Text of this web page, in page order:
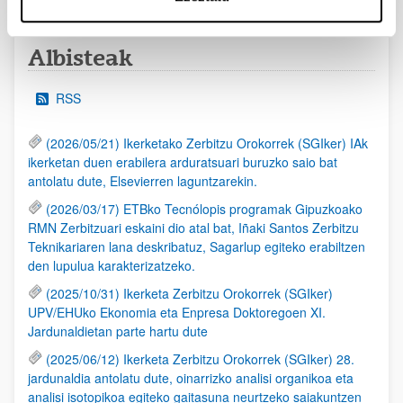
Albisteak
RSS
(2026/05/21) Ikerketako Zerbitzu Orokorrek (SGIker) IAk
ikerketan duen erabilera arduratsuari buruzko saio bat
antolatu dute, Elsevierren laguntzarekin.
(2026/03/17) ETBko Tecnólopis programak Gipuzkoako
RMN Zerbitzuari eskaini dio atal bat, Iñaki Santos Zerbitzu
Teknikariaren lana deskribatuz, Sagarlup egiteko erabiltzen
den lupulua karakterizatzeko.
(2025/10/31) Ikerketa Zerbitzu Orokorrek (SGIker)
UPV/EHUko Ekonomia eta Enpresa Doktoregoen XI.
Jardunaldietan parte hartu dute
(2025/06/12) Ikerketa Zerbitzu Orokorrek (SGIker) 28.
jardunaldia antolatu dute, oinarrizko analisi organikoa eta
analisi isotopikoa egiteko gaitasuna neurtzeko saiakuntzen